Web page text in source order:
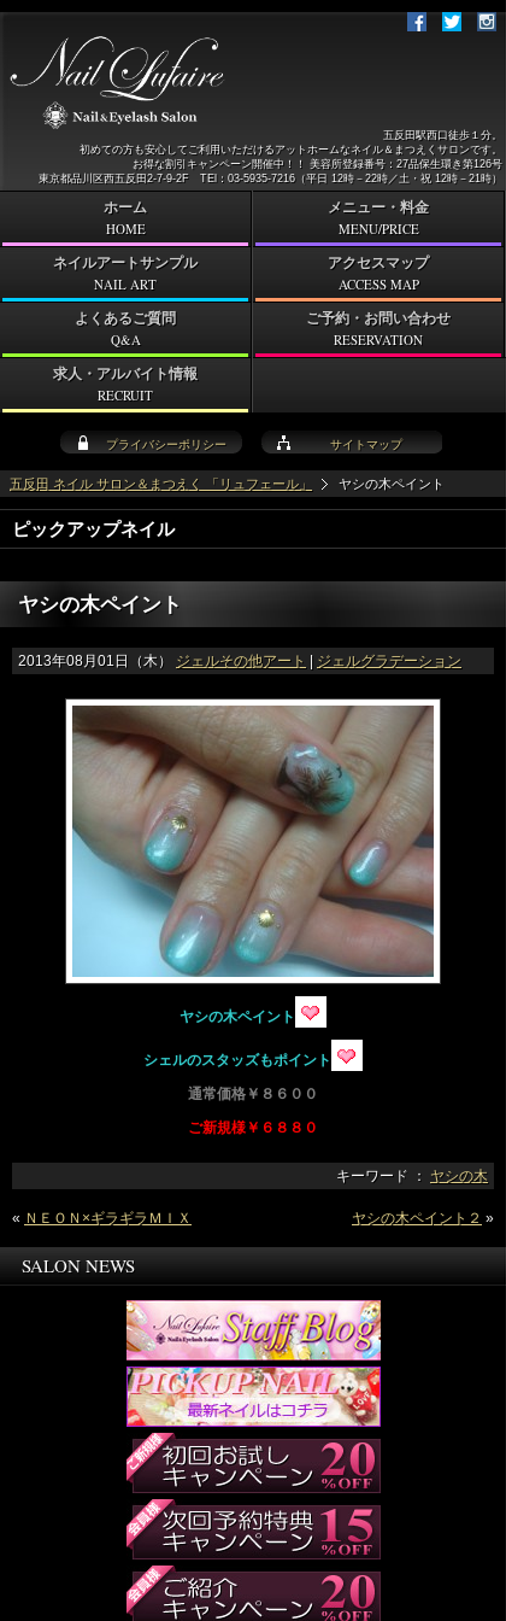
五反田 ネイル サロン＆まつえく 「リュフェール」 ヤシの木ペイント
ピックアップネイル
ヤシの木ペイント
2013年08月01日（木） ジェルその他アート | ジェルグラデーション
ヤシの木ペイント
シェルのスタッズもポイント
通常価格￥８６００
ご新規様￥６８８０
キーワード ： ヤシの木
« ＮＥＯＮ×ギラギラＭＩＸ ヤシの木ペイント２ »
SALON NEWS
プライバシーポリシー サイトマップ
五反田駅西口徒歩１分。
初めての方も安心してご利用いただけるアットホームなネイル＆まつえくサロンです。
お得な割引キャンペーン開催中！！ 美容所登録番号：27品保生環き第126号
東京都品川区西五反田2-7-9-2F TEl：03-5935-7216（平日 12時－22時／土・祝 12時－21時）
ホーム
HOME
メニュー・料金
MENU/PRICE
ネイルアートサンプル
NAIL ART
アクセスマップ
ACCESS MAP
よくあるご質問
Q&A
ご予約・お問い合わせ
RESERVATION
求人・アルバイト情報
RECRUIT